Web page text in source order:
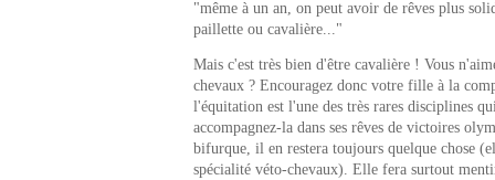
"même à un an, on peut avoir de rêves plus
paillette ou cavalière..."
Mais c'est très bien d'être cavalière ! Vous
chevaux ? Encouragez donc votre fille à la
l'équitation est l'une des très rares disciplines
accompagnez-la dans ses rêves de victoires
bifurque, il en restera toujours quelque chose
spécialité véto-chevaux). Elle fera surtout